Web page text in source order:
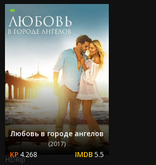
Любовь в городе ангелов
(2017)
4.268 5.5
HDRip